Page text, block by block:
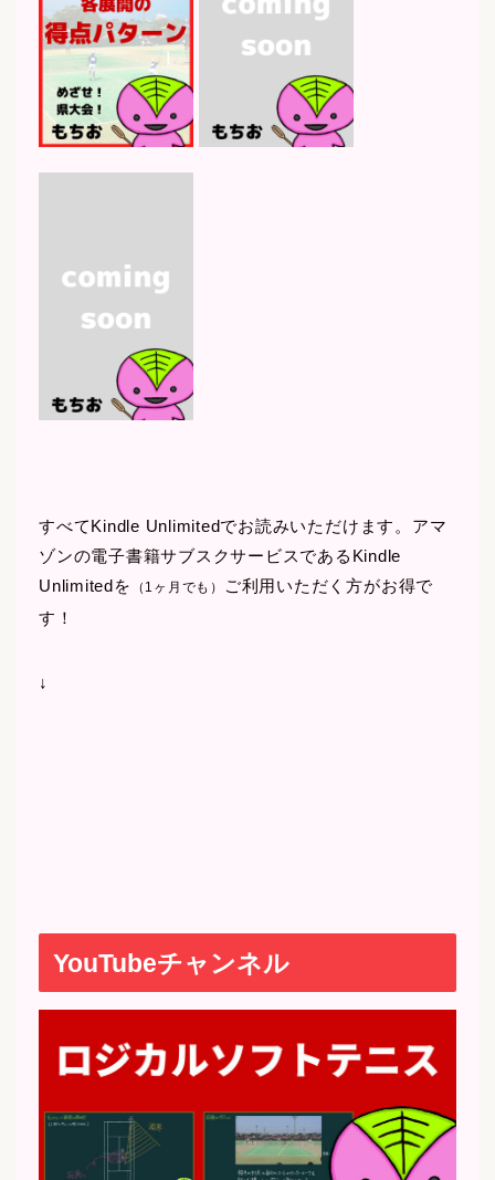
すべてKindle Unlimitedでお読みいただけます。アマ
ゾンの電子書籍サブスクサービスであるKindle
Unlimitedを
（1ヶ月でも）
ご利用いただく方がお得で
す！
↓
YouTubeチャンネル